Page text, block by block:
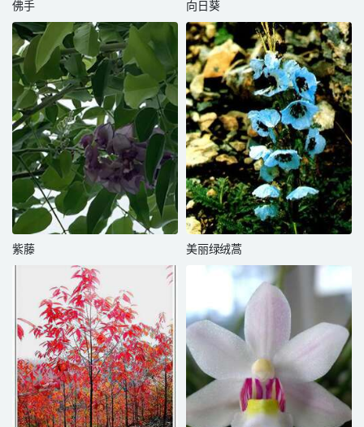
佛手 向日葵
紫藤 美丽绿绒蒿